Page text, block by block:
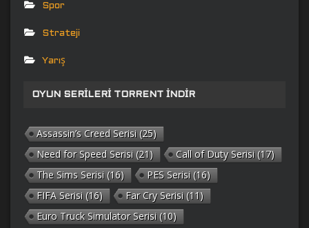
Spor
Strateji
Yarış
OYUN SERILERI TORRENT İNDIR
Assassin’s Creed Serisi (25)
Need for Speed Serisi (21) Call of Duty Serisi (17)
The Sims Serisi (16) PES Serisi (16)
FIFA Serisi (16) Far Cry Serisi (11)
Euro Truck Simulator Serisi (10)